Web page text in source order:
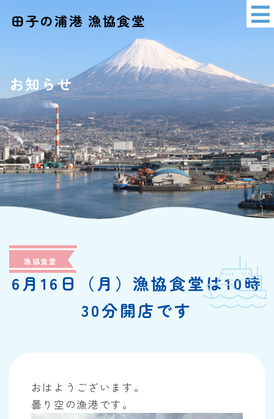
田子の浦港 漁協食堂
お知らせ
イベント情報
アクセス
ショッピング
漁協食堂
6月16日（月）漁協食堂は10時
30分開店です
おはようございます。
曇り空の漁港です。